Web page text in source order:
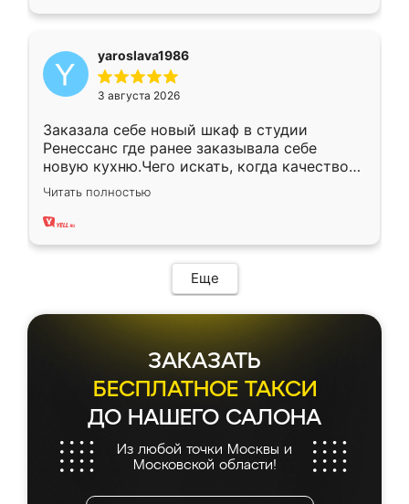
yaroslava1986
3 августа 2026
Заказала себе новый шкаф в студии
Ренессанс где ранее заказывала себе
новую кухню.Чего искать, когда качеством
вполне довольна. Служит кухня уже почти
два года, нареканий нет.
Читать полностью
Еще
ЗАКАЗАТЬ
БЕСПЛАТНОЕ ТАКСИ
ДО НАШЕГО САЛОНА
Из любой точки Москвы и
Московской области!